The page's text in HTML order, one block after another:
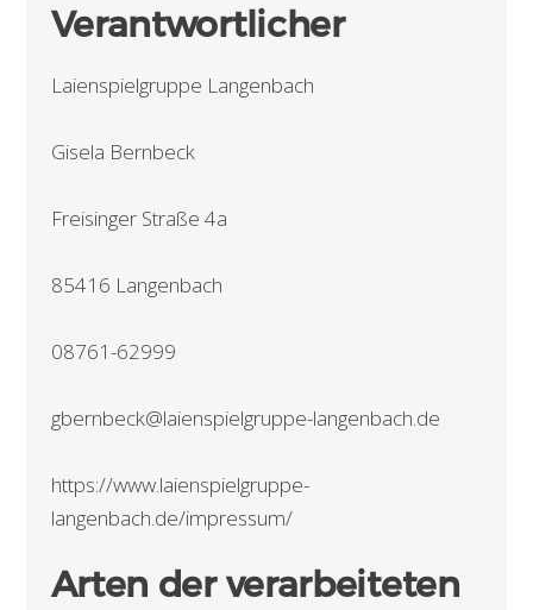
Verantwortlicher
Laienspielgruppe Langenbach
Gisela Bernbeck
Freisinger Straße 4a
85416 Langenbach
08761-62999
gbernbeck@laienspielgruppe-langenbach.de
https://www.laienspielgruppe-
langenbach.de/impressum/
Arten der verarbeiteten